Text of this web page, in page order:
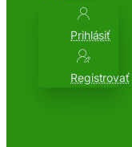
Prihlásiť
Registrovať